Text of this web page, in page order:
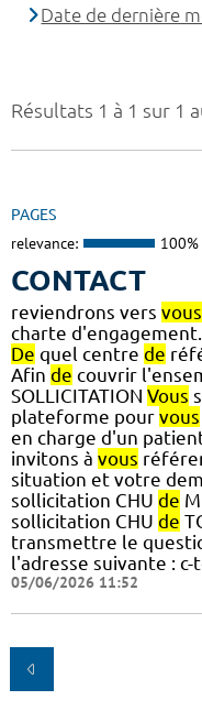
Résultats 1 à 1 sur 1
PAGES
relevance: 100%
CONTACT
reviendrons vers vous
charte
De quel centre de
Afin de couvrir
SOLLICITATION Vous
plateforme pour vous
en charge d'un
invitons à vous
situation et votre
sollicitation CHU de
sollicitation CHU de
transmettre le
l'adresse suivante : c-
05/06/2026 11:52
Date de dernière